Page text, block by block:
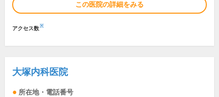
この医院の詳細をみる
アクセス数※
大塚内科医院
所在地・電話番号